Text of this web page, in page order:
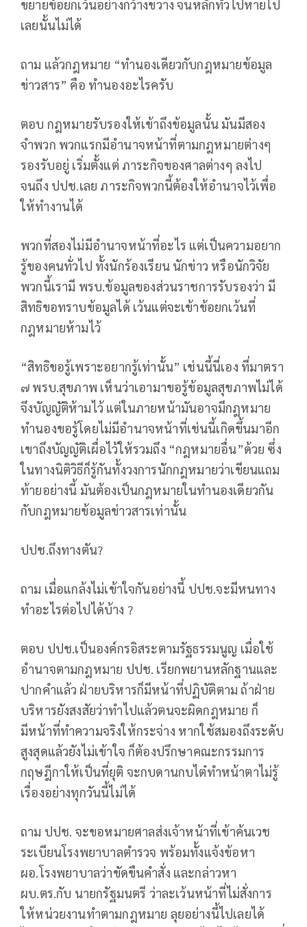
ขยายข้อยกเว้นอย่างกว้างขวาง จนหลักทั่วไปหายไป
เลยนั้นไม่ได้
ถาม แล้วกฎหมาย “ทำนองเดียวกับกฎหมายข้อมูล
ข่าวสาร” คือ ทำนองอะไรครับ
ตอบ กฎหมายรับรองให้เข้าถึงข้อมูลนั้น มันมีสอง
จำพวก พวกแรกมีอำนาจหน้าที่ตามกฎหมายต่างๆ
รองรับอยู่ เริ่มตั้งแต่ ภาระกิจของศาลต่างๆ ลงไป
จนถึง ปปช.เลย ภาระกิจพวกนี้ต้องให้อำนาจไว้เพื่อ
ให้ทำงานได้
พวกที่สองไม่มีอำนาจหน้าที่อะไร แต่เป็นความอยาก
รู้ของคนทั่วไป ทั้งนักร้องเรียน นักข่าว หรือนักวิจัย
พวกนี้เรามี พรบ.ข้อมูลของส่วนราชการรับรองว่า มี
สิทธิขอทราบข้อมูลได้ เว้นแต่จะเข้าข้อยกเว้นที่
กฎหมายห้ามไว้
“สิทธิขอรู้เพราะอยากรู้เท่านั้น” เช่นนี้นี่เอง ที่มาตรา
๗ พรบ.สุขภาพ เห็นว่าเอามาขอรู้ข้อมูลสุขภาพไม่ได้
จึงบัญญัติห้ามไว้ แต่ในภายหน้ามันอาจมีกฎหมาย
ทำนองขอรู้โดยไม่มีอำนาจหน้าที่เช่นนี้เกิดขึ้นมาอีก
เขาถึงบัญญัติเผื่อไว้ให้รวมถึง “กฎหมายอื่น”ด้วย ซึ่ง
ในทางนิติวิธีก็รู้กันทั้งวงการนักกฎหมายว่าเขียนแถม
ท้ายอย่างนี้ มันต้องเป็นกฎหมายในทำนองเดียวกัน
กับกฎหมายข้อมูลข่าวสารเท่านั้น
ปปช.ถึงทางตัน?
ถาม เมื่อแกล้งไม่เข้าใจกันอย่างนี้ ปปช.จะมีหนทาง
ทำอะไรต่อไปได้บ้าง ?
ตอบ ปปช.เป็นองค์กรอิสระตามรัฐธรรมนูญ เมื่อใช้
อำนาจตามกฎหมาย ปปช. เรียกพยานหลักฐานและ
ปากคำแล้ว ฝ่ายบริหารก็มีหน้าที่ปฏิบัติตาม ถ้าฝ่าย
บริหารยังสงสัยว่าทำไปแล้วตนจะผิดกฎหมาย ก็
มีหน้าที่ทำความจริงให้กระจ่าง หากใช้สมองถึงระดับ
สูงสุดแล้วยังไม่เข้าใจ ก็ต้องปรึกษาคณะกรรมการ
กฤษฎีกาให้เป็นที่ยุติ จะกบดานกบไต๋ทำหน้าตาไม่รู้
เรื่องอย่างทุกวันนี้ไม่ได้
ถาม ปปช. จะขอหมายศาลส่งเจ้าหน้าที่เข้าค้นเวช
ระเบียนโรงพยาบาลตำรวจ พร้อมทั้งแจ้งข้อหา
ผอ.โรงพยาบาลว่าขัดขืนคำสั่ง และกล่าวหา
ผบ.ตร.กับ นายกรัฐมนตรี ว่าละเว้นหน้าที่ไม่สั่งการ
ให้หน่วยงานทำตามกฎหมาย ลุยอย่างนี้ไปเลยได้